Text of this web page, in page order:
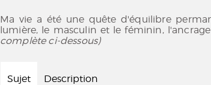
Ma vie a été une quête d'équilibre
lumière, le masculin et le féminin,
complète ci-dessous)
Sujet Description